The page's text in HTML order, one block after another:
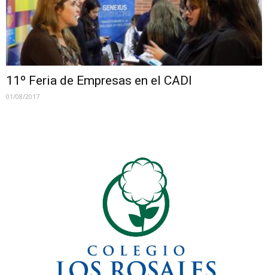
11º Feria de Empresas en el CADI
01/08/2017